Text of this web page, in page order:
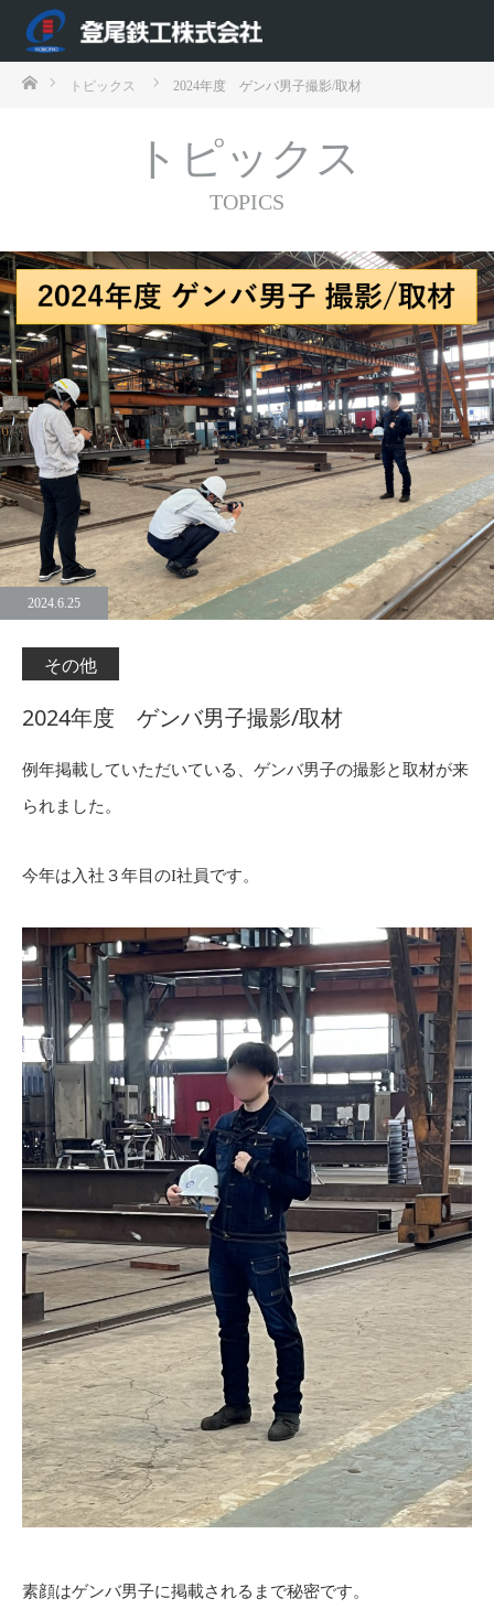
ホームトピックス 2024年度 ゲンバ男子撮影/取材
トピックス
TOPICS
2024.6.25
その他
2024年度 ゲンバ男子撮影/取材
例年掲載していただいている、ゲンバ男子の撮影と取材が来
られました。
今年は入社３年目のI社員です。
素顔はゲンバ男子に掲載されるまで秘密です。